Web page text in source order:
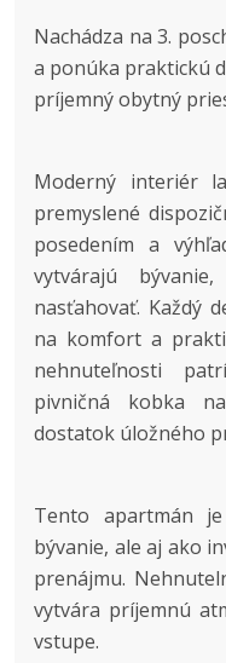
Nachádza na 3.
a ponúka praktickú
príjemný obytný
Moderný interiér
premyslené
posedením a
vytvárajú
nasťahovať. Každý
na komfort a
nehnuteľnosti
pivničná kobka
dostatok úložného
Tento apartmán
bývanie, ale aj ako
prenájmu.
vytvára príjemnú
vstupe.